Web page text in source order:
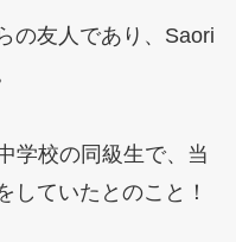
の友人であり、Saori
学校の同級生で、当
していたとのこと！